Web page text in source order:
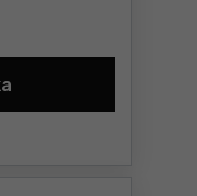
DeWalt DCE530N-